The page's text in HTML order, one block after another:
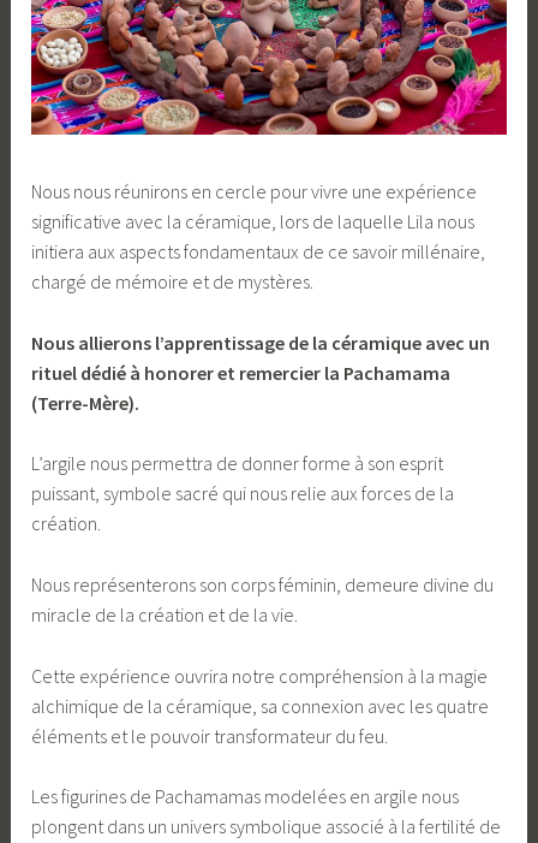
Nous nous réunirons en cercle pour vivre une expérience
significative avec la céramique, lors de laquelle Lila nous
initiera aux aspects fondamentaux de ce savoir millénaire,
chargé de mémoire et de mystères.
Nous allierons l’apprentissage de la céramique avec un
rituel dédié à honorer et remercier la Pachamama
(Terre-Mère).
L’argile nous permettra de donner forme à son esprit
puissant, symbole sacré qui nous relie aux forces de la
création.
Nous représenterons son corps féminin, demeure divine du
miracle de la création et de la vie.
Cette expérience ouvrira notre compréhension à la magie
alchimique de la céramique, sa connexion avec les quatre
éléments et le pouvoir transformateur du feu.
Les figurines de Pachamamas modelées en argile nous
plongent dans un univers symbolique associé à la fertilité de